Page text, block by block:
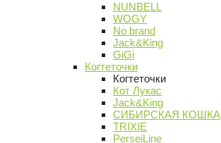
NUNBELL
WOGY
No brand
Jack&King
GiGi
Когтеточки
Когтеточки
Кот Лукас
Jack&King
СИБИРСКАЯ КОШКА
TRIXIE
PerseiLine